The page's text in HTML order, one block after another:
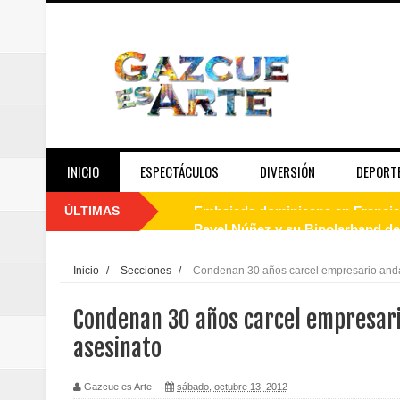
INICIO ESPECTÁCULOS DIVERSIÓN
ÚLTIMAS Pavel Núñez y su Bipolarband
Designan a Angelina Biviana
Inicio / Secciones / Condenan 30 años carcel empresario
Condenan 30 años carcel
asesinato
Gazcue es Arte sábado, octubre 13, 2012